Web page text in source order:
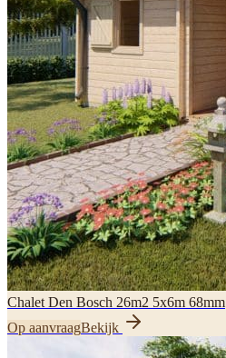
Chalet Den Bosch 26m2 5x6m 68mm
Op aanvraagBekijk